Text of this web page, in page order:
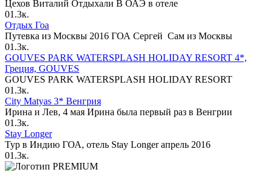
Цехов Виталий Отдыхали В ОАЭ в отеле
01.3к.
Отдых Гоа
Путевка из Москвы 2016 ГОА Сергей Сам из Москвы
01.3к.
GOUVES PARK WATERSPLASH HOLIDAY RESORT 4*,
Греция, GOUVES
GOUVES PARK WATERSPLASH HOLIDAY RESORT
01.3к.
City Matyas 3* Венгрия
Ирина и Лев, 4 мая Ирина была первый раз в Венгрии
01.3к.
Stay Longer
Тур в Индию ГОА, отель Stay Longer апрель 2016
01.3к.